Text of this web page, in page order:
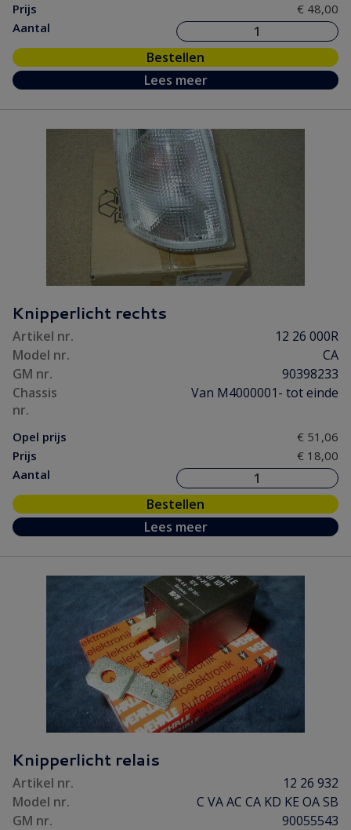
Prijs
€ 48,00
Aantal
Bestellen
Lees meer
Knipperlicht rechts
Artikel nr.
12 26 000R
Model nr.
CA
GM nr.
90398233
Chassis
nr.
Van M4000001- tot einde
Opel prijs
€ 51,06
Prijs
€ 18,00
Aantal
Bestellen
Lees meer
Knipperlicht relais
Artikel nr.
12 26 932
Model nr.
C VA AC CA KD KE OA SB
GM nr.
90055543